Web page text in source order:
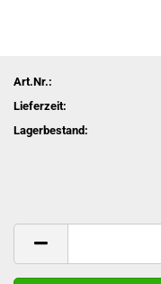
Art.Nr.:
Lieferzeit:
Lagerbestand: